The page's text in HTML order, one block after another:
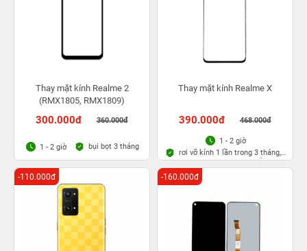
Thay mặt kính Realme 2
(RMX1805, RMX1809)
300.000đ 360.000đ
1 - 2 giờ bụi bọt 3 tháng
Thay mặt kính Realme X
390.000đ 468.000đ
1 - 2 giờ
rơi vỡ kính 1 lần trong 3 tháng,
Bảo hành bụi bọt vĩnh viễn
-110.000đ -160.000đ